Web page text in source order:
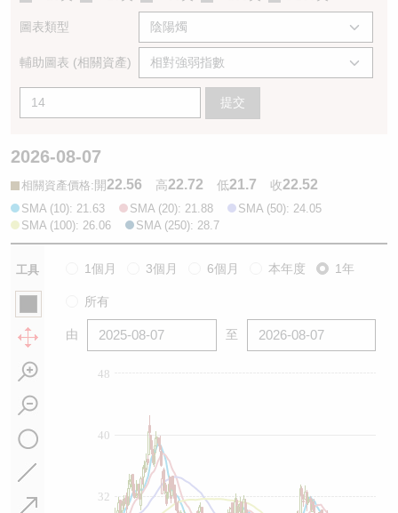
圖表類型
輔助圖表 (相關資產)
提交
2026-08-07
相關資產價格:開22.56 高22.72 低21.7 收22.52
SMA (10): 21.63 SMA (20): 21.88
SMA (50): 24.05
SMA (100): 26.06
SMA (250): 28.7
工具 1個月 3個月 6個月 本年度 1年
所有
由 至
40
32
48
認股證文件及公告 (瑞信)
牛熊證文件及公告
ADR